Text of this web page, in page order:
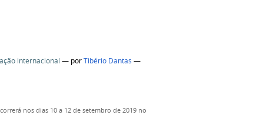
internacional — porTibério Dantas —
nos dias 10 a 12 de setembro de 2019 no